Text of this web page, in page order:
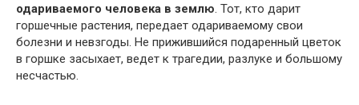
одариваемого человека в землю. Тот, кто дарит
горшечные растения, передает одариваемому свои
болезни и невзгоды. Не прижившийся подаренный цветок
в горшке засыхает, ведет к трагедии, разлуке и большому
несчастью.